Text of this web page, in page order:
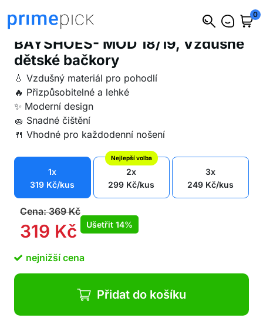
0
BAYSHOES- MOD 18/19, Vzdušné
dětské bačkory
💧 Vzdušný materiál pro pohodlí
🔥 Přizpůsobitelné a lehké
✨ Moderní design
🧽 Snadné čištění
🍴 Vhodné pro každodenní nošení
1x
319 Kč/kus
Nejlepší volba
2x
299 Kč/kus
3x
249 Kč/kus
Cena:369Kč
319 Kč Ušetřit 14%
nejnižší cena
Přidat do košíku